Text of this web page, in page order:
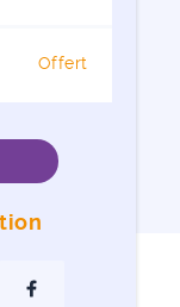
Offert
sur Linkedin